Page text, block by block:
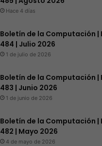
Hace 4 días
Boletín de la Computación |
484 | Julio 2026
1 de julio de 2026
Boletín de la Computación |
483 | Junio 2026
1 de junio de 2026
Boletín de la Computación |
482 | Mayo 2026
4 de mayo de 2026